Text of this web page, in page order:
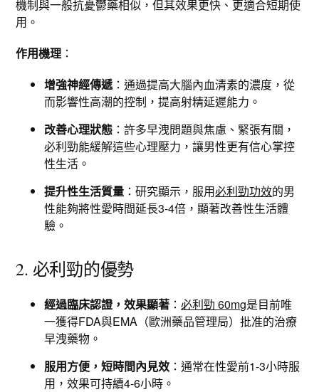
機制與一般抗憂鬱藥相似，但其效果更快、更適合短期使
用。
作用機理 ：
增強神經傳遞：通過提高大腦內血清素的濃度，從
而影響性高潮的控制，提高射精延遲能力。
改善心理狀態 ：許多早洩問題與焦慮、緊張有關，
必利勁能緩解這些心理壓力，讓男性更有信心掌控
性生活。
提升性生活質量 ：研究顯示，服用必利勁功效的男
性能夠將性愛時間延長3-4倍，顯著改善性生活體
驗。
2. 必利勁的優勢
經過臨床認證，效果顯著 ：必利勁 60mg是目前唯
一獲得FDA與EMA（歐洲藥品管理局）批准的治療
早洩藥物。
服用方便，短時間內見效 ：通常在性愛前1-3小時服
用，效果可持續4-6小時。